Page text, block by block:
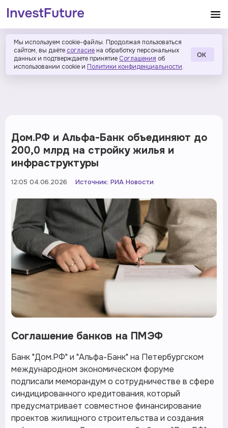
Мы используем cookie-файлы. Продолжая пользоваться
сайтом, вы даёте согласие на обработку персональных
данных и подтверждаете принятие Соглашения об
использовании cookie и Политики конфиденциальности.
ОК
Дом.РФ и Альфа-Банк объединяют до
200,0 млрд на стройку жилья и
инфраструктуры
12:05 04.06.2026 Источник: РИА Новости
Соглашение банков на ПМЭФ
Банк "Дом.РФ" и "Альфа-Банк" на Петербургском
международном экономическом форуме
подписали меморандум о сотрудничестве в сфере
синдицированного кредитования, который
предусматривает совместное финансирование
проектов жилищного строительства и создания